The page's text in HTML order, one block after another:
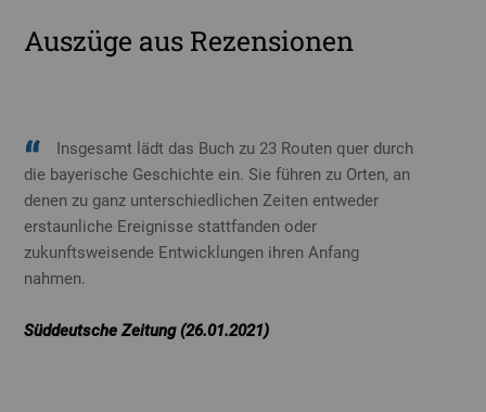
Auszüge aus Rezensionen
Insgesamt lädt das Buch zu 23 Routen quer durch
die bayerische Geschichte ein. Sie führen zu Orten, an
denen zu ganz unterschiedlichen Zeiten entweder
erstaunliche Ereignisse stattfanden oder
zukunftsweisende Entwicklungen ihren Anfang
nahmen.
Süddeutsche Zeitung (26.01.2021)